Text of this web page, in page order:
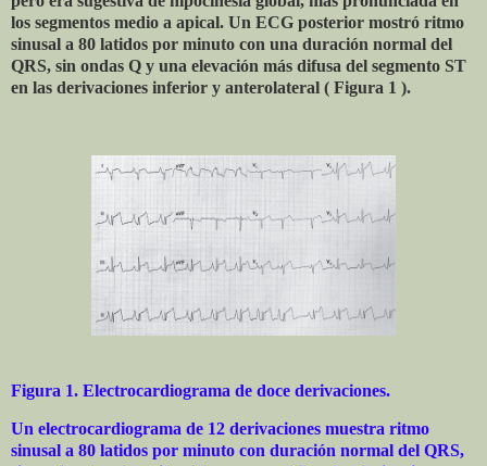
los segmentos medio a apical. Un ECG posterior mostró ritmo
sinusal a 80 latidos por minuto con una duración normal del
QRS, sin ondas Q y una elevación más difusa del segmento ST
en las derivaciones inferior y anterolateral ( Figura 1 ).
Figura 1. Electrocardiograma de doce derivaciones.
Un electrocardiograma de 12 derivaciones muestra ritmo
sinusal a 80 latidos por minuto con duración normal del QRS,